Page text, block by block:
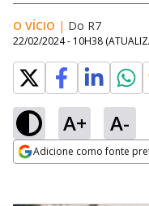
O VÍCIO | Do R7
22/02/2024 - 10H38
A+ A-
Adicione como fonte